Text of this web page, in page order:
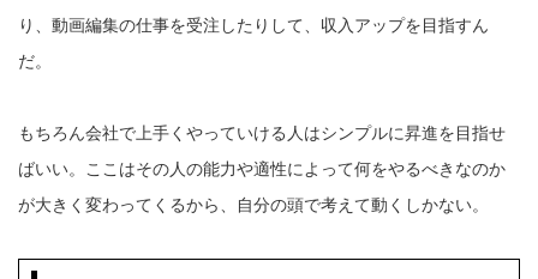
り、動画編集の仕事を受注したりして、収入アップを目指すん
だ。
もちろん会社で上手くやっていける人はシンプルに昇進を目指せ
ばいい。ここはその人の能力や適性によって何をやるべきなのか
が大きく変わってくるから、自分の頭で考えて動くしかない。